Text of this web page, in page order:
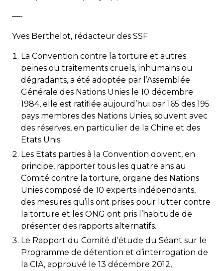
—-
Yves Berthelot, rédacteur des SSF
La Convention contre la torture et autres
peines ou traitements cruels, inhumains ou
dégradants, a été adoptée par l’Assemblée
Générale des Nations Unies le 10 décembre
1984, elle est ratifiée aujourd’hui par 165 des 195
pays membres des Nations Unies, souvent avec
des réserves, en particulier de la Chine et des
Etats Unis.
Les Etats parties à la Convention doivent, en
principe, rapporter tous les quatre ans au
Comité contre la torture, organe des Nations
Unies composé de 10 experts indépendants,
des mesures qu’ils ont prises pour lutter contre
la torture et les ONG ont pris l’habitude de
présenter des rapports alternatifs.
Le Rapport du Comité d’étude du Séant sur le
Programme de détention et d’interrogation de
la CIA, approuvé le 13 décembre 2012,